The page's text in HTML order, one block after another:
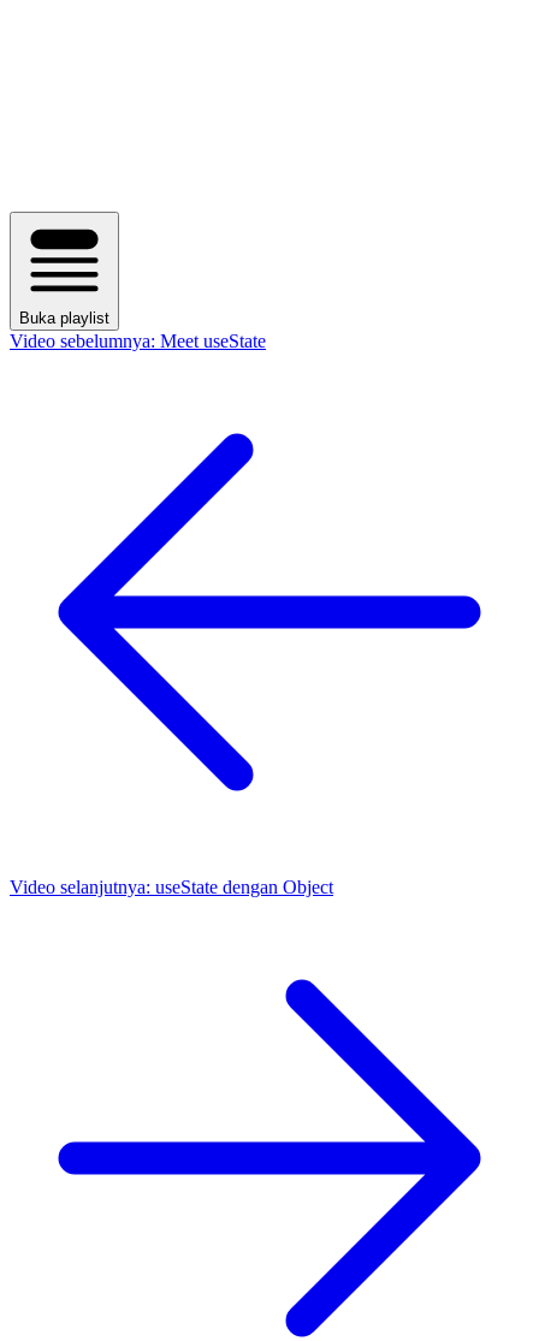
Buka playlist
Video sebelumnya: Meet useState
Video selanjutnya: useState dengan Object